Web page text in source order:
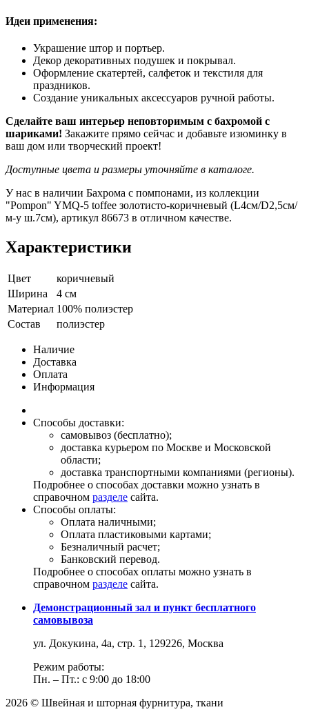
Идеи применения:
Украшение штор и портьер.
Декор декоративных подушек и покрывал.
Оформление скатертей, салфеток и текстиля для
праздников.
Создание уникальных аксессуаров ручной работы.
Сделайте ваш интерьер неповторимым с бахромой с
шариками! Закажите прямо сейчас и добавьте изюминку в
ваш дом или творческий проект!
Доступные цвета и размеры уточняйте в каталоге.
У нас в наличии Бахрома с помпонами, из коллекции
"Pompon" YMQ-5 toffee золотисто-коричневый (L4см/D2,5см/
м-у ш.7см), артикул 86673 в отличном качестве.
Характеристики
Цвет
коричневый
Ширина
4 см
Материал 100% полиэстер
Состав
полиэстер
Наличие
Доставка
Оплата
Информация
Способы доставки:
самовывоз (бесплатно);
доставка курьером по Москве и Московской
области;
доставка транспортными компаниями (регионы).
Подробнее о способах доставки можно узнать в
справочном разделе сайта.
Способы оплаты:
Оплата наличными;
Оплата пластиковыми картами;
Безналичный расчет;
Банковский перевод.
Подробнее о способах оплаты можно узнать в
справочном разделе сайта.
Демонстрационный зал и пункт бесплатного
самовывоза
ул. Докукина, 4а, стр. 1, 129226, Москва
Режим работы:
Пн. – Пт.: с 9:00 до 18:00
2026 © Швейная и шторная фурнитура, ткани